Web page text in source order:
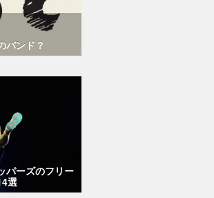
バンド？
パーズのフリー
選